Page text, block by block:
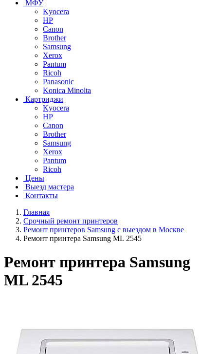
МФУ
Kyocera
HP
Canon
Brother
Samsung
Xerox
Pantum
Ricoh
Panasonic
Konica Minolta
Картриджи
Kyocera
HP
Canon
Brother
Samsung
Xerox
Pantum
Ricoh
Цены
Выезд мастера
Контакты
Главная
Срочный ремонт принтеров
Ремонт принтеров Samsung с выездом в Москве
Ремонт принтера Samsung ML 2545
Ремонт принтера Samsung
ML 2545